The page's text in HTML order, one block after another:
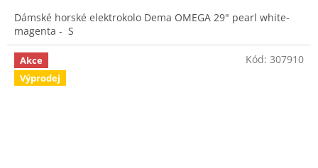
Dámské horské elektrokolo Dema OMEGA 29" pearl white-
magenta - S
Akce
Výprodej
Kód: 307910